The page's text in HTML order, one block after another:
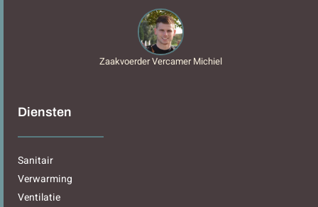
Zaakvoerder Vercamer Michiel
Diensten
Sanitair
Verwarming
Ventilatie